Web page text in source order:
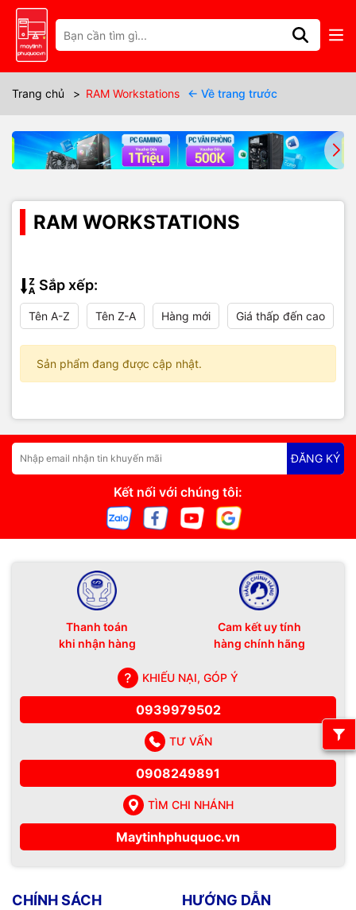
Trang chủ > RAM Workstations ← Về trang trước
RAM WORKSTATIONS
Sắp xếp:
Tên A-Z Tên Z-A Hàng mới Giá thấp đến cao
Sản phẩm đang được cập nhật.
ĐĂNG KÝ
Kết nối với chúng tôi:
Thanh toán
khi nhận hàng
Cam kết uy tính
hàng chính hãng
KHIẾU NẠI, GÓP Ý
0939979502
TƯ VẤN
0908249891
TÌM CHI NHÁNH
Maytinhphuquoc.vn
CHÍNH SÁCH HƯỚNG DẪN